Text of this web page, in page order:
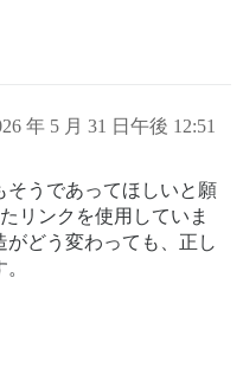
年 5 月 31 日午後 12:51
そうであってほしいと願
リンクを使用していま
どう変わっても、正し